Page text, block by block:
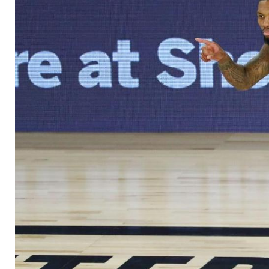
Portland vor dem